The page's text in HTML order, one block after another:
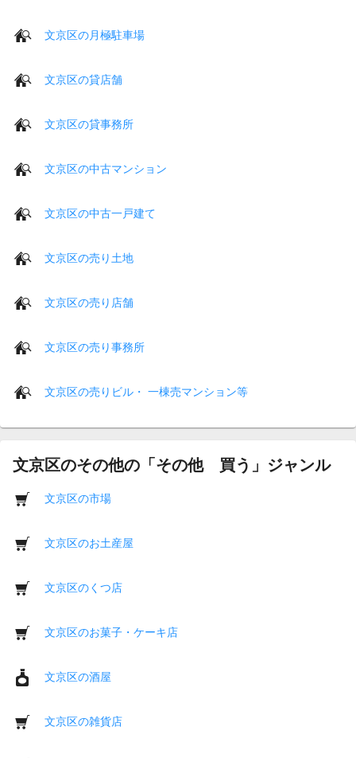
文京区の月極駐車場
文京区の貸店舗
文京区の貸事務所
文京区の中古マンション
文京区の中古一戸建て
文京区の売り土地
文京区の売り店舗
文京区の売り事務所
文京区の売りビル・ 一棟売マンション等
文京区のその他の「その他 買う」ジャンル
文京区の市場
文京区のお土産屋
文京区のくつ店
文京区のお菓子・ケーキ店
文京区の酒屋
文京区の雑貨店